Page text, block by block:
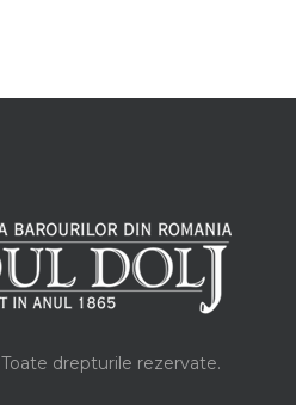
Toate drepturile rezervate.